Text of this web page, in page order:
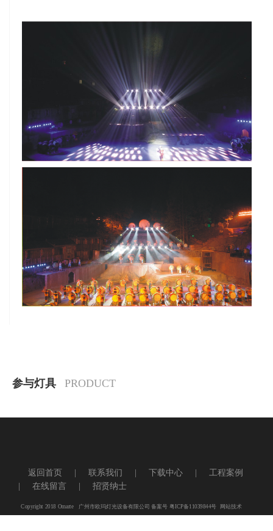
参与灯具 PRODUCT
养鸡设备
电脑摇头灯
舞台设备
舞台灯光
LED摇头灯
返回首页 | 联系我们 | 下载中心 |
工程案例
|
在线留言 | 招贤纳士
Copyright 2018 Omarte 广州市欧玛灯光设备有限公司 备案号粤ICP备11039844号 网站技术